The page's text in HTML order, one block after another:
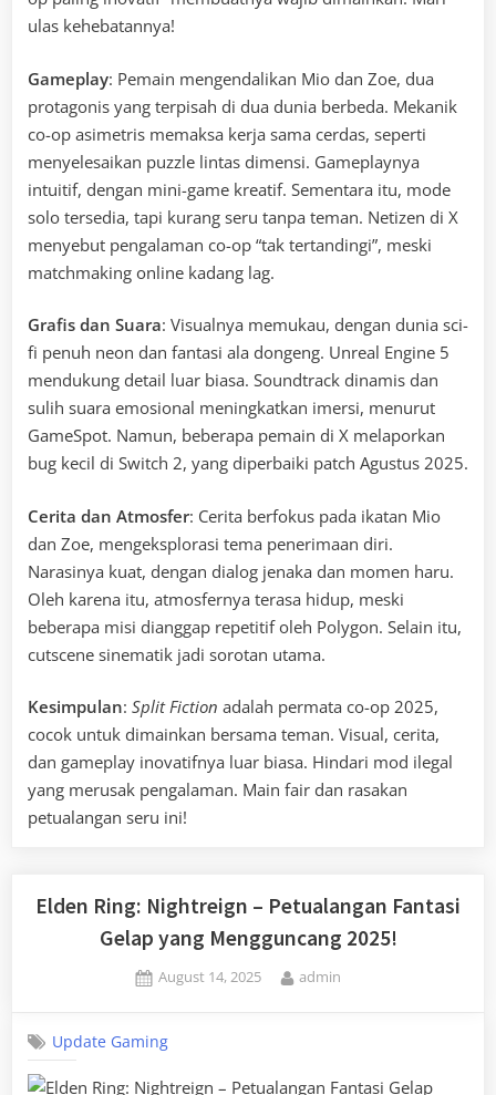
ulas kehebatannya!
Gameplay: Pemain mengendalikan Mio dan Zoe, dua
protagonis yang terpisah di dua dunia berbeda. Mekanik
co-op asimetris memaksa kerja sama cerdas, seperti
menyelesaikan puzzle lintas dimensi. Gameplaynya
intuitif, dengan mini-game kreatif. Sementara itu, mode
solo tersedia, tapi kurang seru tanpa teman. Netizen di X
menyebut pengalaman co-op “tak tertandingi”, meski
matchmaking online kadang lag.
Grafis dan Suara: Visualnya memukau, dengan dunia sci-
fi penuh neon dan fantasi ala dongeng. Unreal Engine 5
mendukung detail luar biasa. Soundtrack dinamis dan
sulih suara emosional meningkatkan imersi, menurut
GameSpot. Namun, beberapa pemain di X melaporkan
bug kecil di Switch 2, yang diperbaiki patch Agustus 2025.
Cerita dan Atmosfer: Cerita berfokus pada ikatan Mio
dan Zoe, mengeksplorasi tema penerimaan diri.
Narasinya kuat, dengan dialog jenaka dan momen haru.
Oleh karena itu, atmosfernya terasa hidup, meski
beberapa misi dianggap repetitif oleh Polygon. Selain itu,
cutscene sinematik jadi sorotan utama.
Kesimpulan: Split Fiction adalah permata co-op 2025,
cocok untuk dimainkan bersama teman. Visual, cerita,
dan gameplay inovatifnya luar biasa. Hindari mod ilegal
yang merusak pengalaman. Main fair dan rasakan
petualangan seru ini!
Elden Ring: Nightreign – Petualangan Fantasi
Gelap yang Mengguncang 2025!
Posted
August 14, 2025 By
admin
Update Gaming